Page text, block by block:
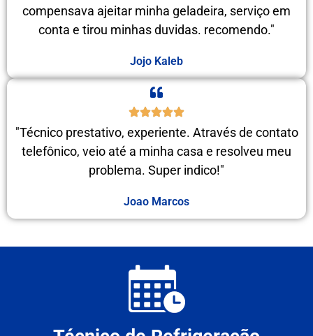
compensava ajeitar minha geladeira, serviço em
conta e tirou minhas duvidas. recomendo."
Jojo Kaleb
"Técnico prestativo, experiente. Através de contato
telefônico, veio até a minha casa e resolveu meu
problema. Super indico!"
Joao Marcos